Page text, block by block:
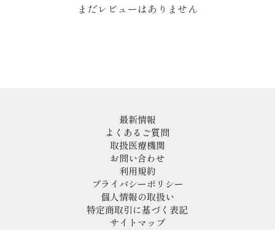
まだレビューはありません
最新情報
よくあるご質問
取扱医療機関
お問い合わせ
利用規約
プライバシーポリシー
個人情報の取扱い
特定商取引に基づく表記
サイトマップ